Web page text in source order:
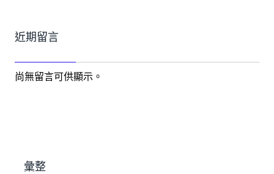
近期留言
尚無留言可供顯示。
彙整